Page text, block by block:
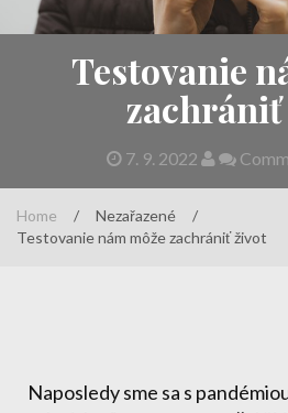
Testovanie
7. 9. 2022
Home / Nezařazené
/
Testovanie nám môže zachrániť život
Naposledy sme sa s